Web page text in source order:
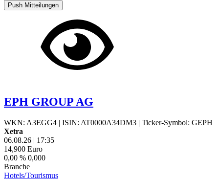
Push Mitteilungen
EPH GROUP AG
WKN: A3EGG4 | ISIN: AT0000A34DM3 | Ticker-Symbol: GEPH
Xetra
06.08.26 | 17:35
14,900 Euro
0,00 % 0,000
Branche
Hotels/Tourismus